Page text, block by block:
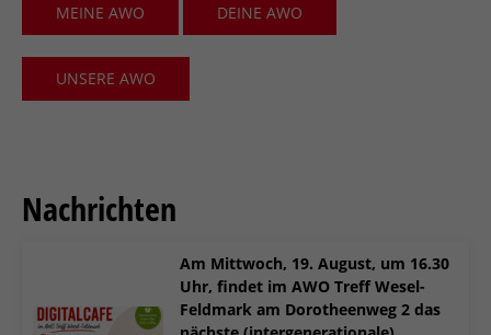
MEINE AWO DEINE AWO
UNSERE AWO
Nachrichten
Am Mittwoch, 19. August, um 16.30
Uhr, findet im AWO Treff Wesel-
Feldmark am Dorotheenweg 2 das